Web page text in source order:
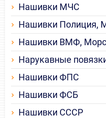
Нашивки МЧС
Нашивки Полиция,
Нашивки ВМФ,
Нарукавные
Нашивки ФПС
Нашивки ФСБ
Нашивки СССР